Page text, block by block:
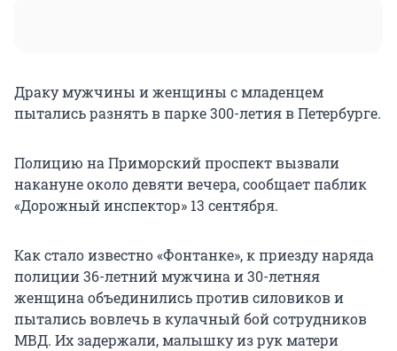
Драку мужчины и женщины с младенцем
пытались разнять в парке 300-летия в Петербурге.
Полицию на Приморский проспект вызвали
накануне около девяти вечера, сообщает паблик
«Дорожный инспектор» 13 сентября.
Как стало известно «Фонтанке», к приезду наряда
полиции 36-летний мужчина и 30-летняя
женщина объединились против силовиков и
пытались вовлечь в кулачный бой сотрудников
МВД. Их задержали, малышку из рук матери